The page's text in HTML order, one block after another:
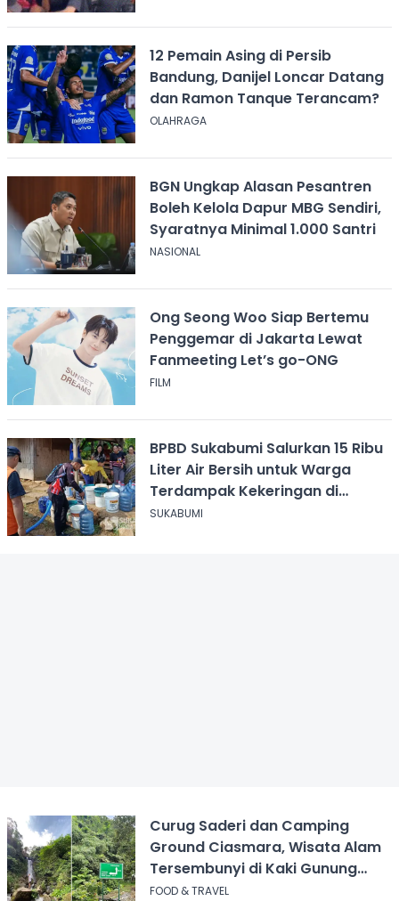
12 Pemain Asing di Persib
Bandung, Danijel Loncar Datang
dan Ramon Tanque Terancam?
OLAHRAGA
BGN Ungkap Alasan Pesantren
Boleh Kelola Dapur MBG Sendiri,
Syaratnya Minimal 1.000 Santri
NASIONAL
Ong Seong Woo Siap Bertemu
Penggemar di Jakarta Lewat
Fanmeeting Let’s go-ONG
FILM
BPBD Sukabumi Salurkan 15 Ribu
Liter Air Bersih untuk Warga
Terdampak Kekeringan di
Cicurug
SUKABUMI
Curug Saderi dan Camping
Ground Ciasmara, Wisata Alam
Tersembunyi di Kaki Gunung
Salak
FOOD & TRAVEL